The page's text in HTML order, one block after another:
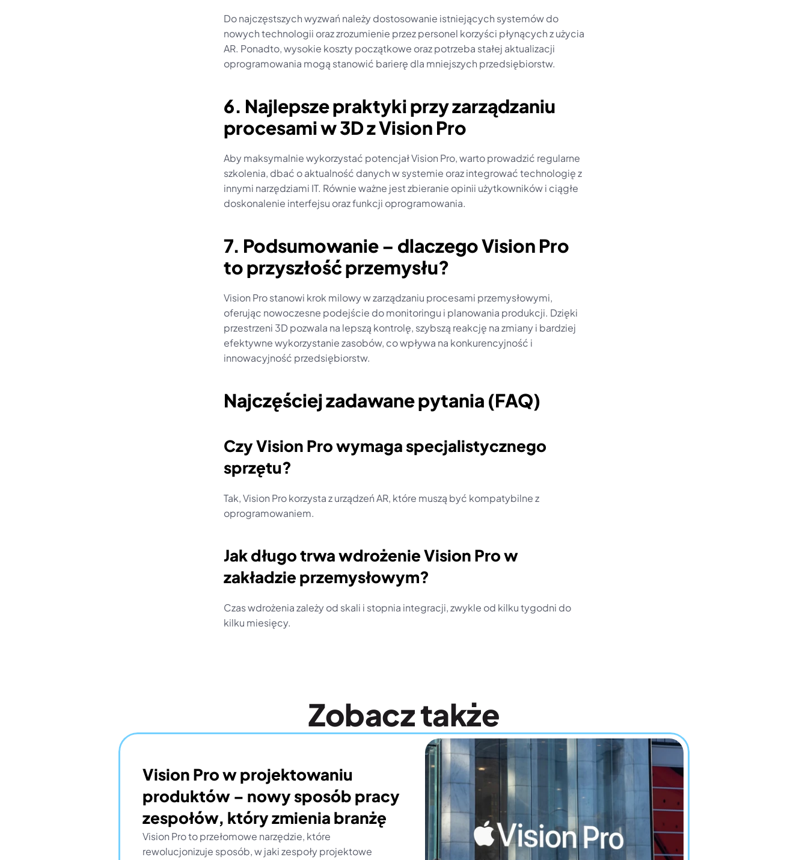
Do najczęstszych wyzwań należy dostosowanie istniejących systemów do
nowych technologii oraz zrozumienie przez personel korzyści płynących z użycia
AR. Ponadto, wysokie koszty początkowe oraz potrzeba stałej aktualizacji
oprogramowania mogą stanowić barierę dla mniejszych przedsiębiorstw.
6. Najlepsze praktyki przy zarządzaniu
procesami w 3D z Vision Pro
Aby maksymalnie wykorzystać potencjał Vision Pro, warto prowadzić regularne
szkolenia, dbać o aktualność danych w systemie oraz integrować technologię z
innymi narzędziami IT. Równie ważne jest zbieranie opinii użytkowników i ciągłe
doskonalenie interfejsu oraz funkcji oprogramowania.
7. Podsumowanie – dlaczego Vision Pro
to przyszłość przemysłu?
Vision Pro stanowi krok milowy w zarządzaniu procesami przemysłowymi,
oferując nowoczesne podejście do monitoringu i planowania produkcji. Dzięki
przestrzeni 3D pozwala na lepszą kontrolę, szybszą reakcję na zmiany i bardziej
efektywne wykorzystanie zasobów, co wpływa na konkurencyjność i
innowacyjność przedsiębiorstw.
Najczęściej zadawane pytania (FAQ)
Czy Vision Pro wymaga specjalistycznego
sprzętu?
Tak, Vision Pro korzysta z urządzeń AR, które muszą być kompatybilne z
oprogramowaniem.
Jak długo trwa wdrożenie Vision Pro w
zakładzie przemysłowym?
Czas wdrożenia zależy od skali i stopnia integracji, zwykle od kilku tygodni do
kilku miesięcy.
Zobacz także
Vision Pro w projektowaniu
produktów – nowy sposób pracy
zespołów, który zmienia branżę
Vision Pro to przełomowe narzędzie, które
rewolucjonizuje sposób, w jaki zespoły projektowe